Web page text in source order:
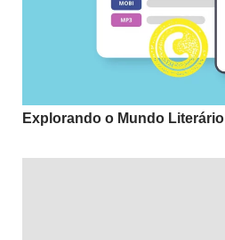
Explorando o Mundo Literário